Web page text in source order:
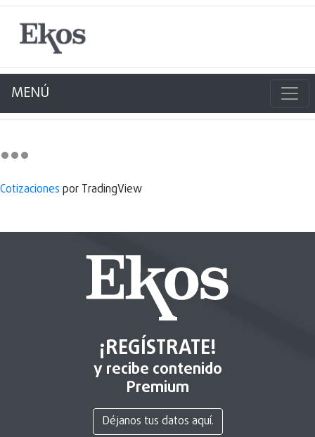
MENÚ
Cotizaciones por TradingView
¡REGÍSTRATE!
y recibe contenido
Premium
Déjanos tus datos aquí.